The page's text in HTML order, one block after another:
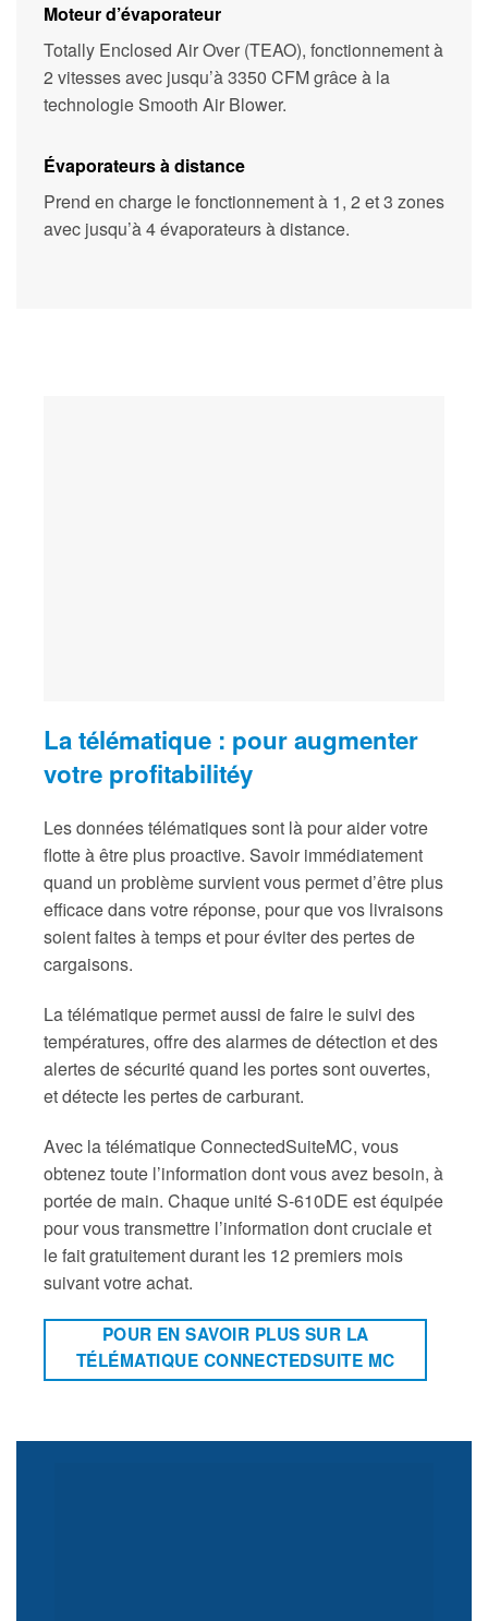
Moteur d’évaporateur
Totally Enclosed Air Over (TEAO), fonctionnement à
2 vitesses avec jusqu’à 3350 CFM grâce à la
technologie Smooth Air Blower.
Évaporateurs à distance
Prend en charge le fonctionnement à 1, 2 et 3 zones
avec jusqu’à 4 évaporateurs à distance.
La télématique : pour augmenter
votre profitabilitéy
Les données télématiques sont là pour aider votre
flotte à être plus proactive. Savoir immédiatement
quand un problème survient vous permet d’être plus
efficace dans votre réponse, pour que vos livraisons
soient faites à temps et pour éviter des pertes de
cargaisons.
La télématique permet aussi de faire le suivi des
températures, offre des alarmes de détection et des
alertes de sécurité quand les portes sont ouvertes,
et détecte les pertes de carburant.
Avec la télématique ConnectedSuiteMC, vous
obtenez toute l’information dont vous avez besoin, à
portée de main. Chaque unité S-610DE est équipée
pour vous transmettre l’information dont cruciale et
le fait gratuitement durant les 12 premiers mois
suivant votre achat.
POUR EN SAVOIR PLUS SUR LA
TÉLÉMATIQUE CONNECTEDSUITE MC